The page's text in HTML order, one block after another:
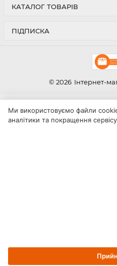
КАТАЛОГ ТОВАРІВ
ПІДПИСКА
© 2026 Інтернет-
Ми використовуємо файли
аналітики та покращення